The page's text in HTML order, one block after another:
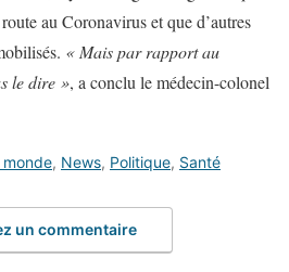
au Coronavirus et que d’autres
« Mais par rapport au
le dire », a conclu le médecin-colonel
monde, News, Politique, Santé
un commentaire